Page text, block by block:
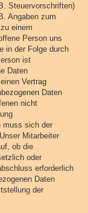
Steuervorschriften)
Angaben zum
einem
Person uns
in der Folge durch
ist
Daten
Vertrag
Daten
nicht
muss sich der
Mitarbeiter
ob die
oder
erforderlich
Daten
der